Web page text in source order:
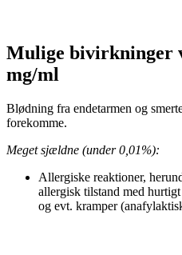
Mulige bivirkninger
mg/ml
Blødning fra endetarmen og
forekomme.
Meget sjældne (under 0,01%):
Allergiske reaktioner,
allergisk tilstand med
og evt. kramper